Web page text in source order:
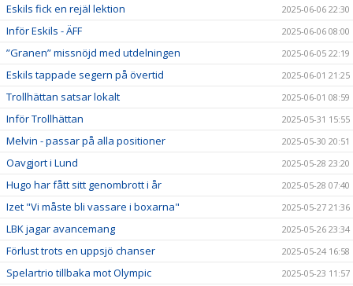
Eskils fick en rejäl lektion 2025-06-06 22:30
Inför Eskils - ÄFF 2025-06-06 08:00
”Granen” missnöjd med utdelningen 2025-06-05 22:19
Eskils tappade segern på övertid 2025-06-01 21:25
Trollhättan satsar lokalt 2025-06-01 08:59
Inför Trollhättan 2025-05-31 15:55
Melvin - passar på alla positioner 2025-05-30 20:51
Oavgjort i Lund 2025-05-28 23:20
Hugo har fått sitt genombrott i år 2025-05-28 07:40
Izet "Vi måste bli vassare i boxarna" 2025-05-27 21:36
LBK jagar avancemang 2025-05-26 23:34
Förlust trots en uppsjö chanser 2025-05-24 16:58
Spelartrio tillbaka mot Olympic 2025-05-23 11:57